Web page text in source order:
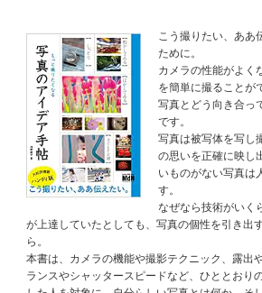
こう撮りたい、ああ
ために。
カメラの性能がよく
を簡単に撮ることが
写真とどう向き合っ
です。
写真は被写体を写し
の思いを正確に映し
いものがない写真は
す。
なぜなら技術がいく
が上達していたとしても、写真の個性を引き出
ら。
本書は、カメラの機能や撮影テクニック、露出
ランスやシャッタースピードなど、ひととおり